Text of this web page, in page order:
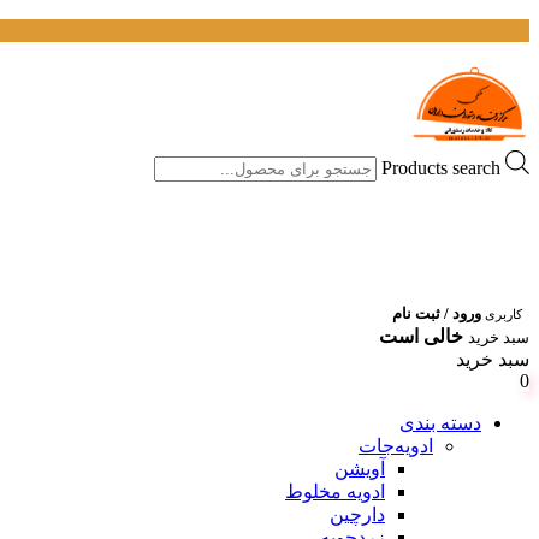
Products search
کاربری ورود / ثبت نام
سبد خرید خالی است
سبد خرید
0
دسته بندی
ادویه‌جات
آویشن
ادویه مخلوط
دارچین